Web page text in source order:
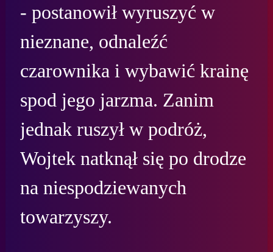
- postanowił wyruszyć w
nieznane, odnaleźć
czarownika i wybawić krainę
spod jego jarzma. Zanim
jednak ruszył w podróż,
Wojtek natknął się po drodze
na niespodziewanych
towarzyszy.